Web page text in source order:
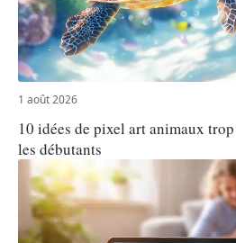
1 août 2026
10 idées de pixel art animaux
les débutants